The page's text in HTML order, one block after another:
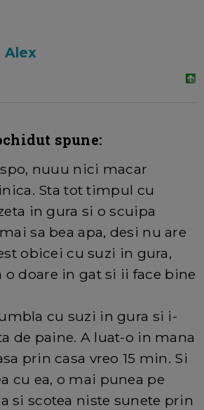
Alex
spune:
nuuu nici macar
Sta tot timpul cu
in gura si o scuipa
sa bea apa, desi nu are
obicei cu suzi in gura,
doare in gat si ii face bine
cu suzi in gura si i-
de paine. A luat-o in mana
prin casa vreo 15 min. Si
cu ea, o mai punea pe
si scotea niste sunete prin